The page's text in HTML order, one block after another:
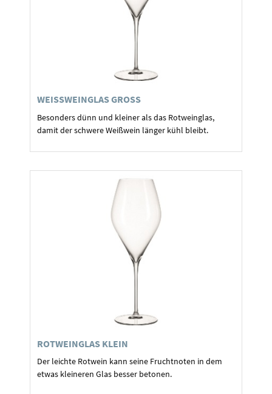
WEISSWEINGLAS GROSS
Besonders dünn und kleiner als das Rotweinglas,
damit der schwere Weißwein länger kühl bleibt.
ROTWEINGLAS KLEIN
Der leichte Rotwein kann seine Fruchtnoten in dem
etwas kleineren Glas besser betonen.